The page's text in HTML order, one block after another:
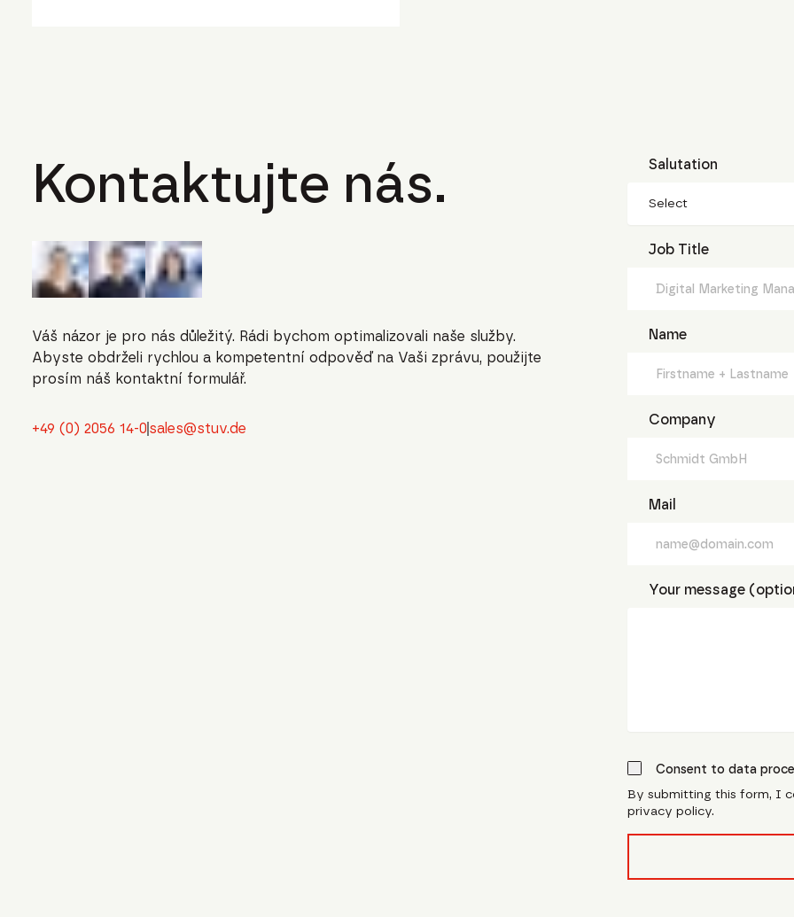
Kontaktujte nás.
Váš názor je pro nás důležitý. Rádi bychom optimalizovali naše služby.
Abyste obdrželi rychlou a kompetentní odpověď na Vaši zprávu, použijte
prosím náš kontaktní formulář.
+49 (0) 2056 14-0 sales@stuv.de
Salutation
Select
Job Title
Name
Company
Mail
Your message
Consent to data
By submitting this form, I
privacy policy.